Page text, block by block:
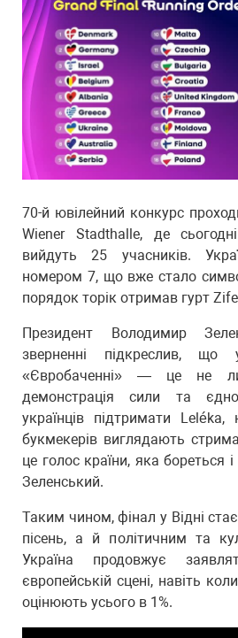
70-й ювілейний конкурс
Wiener Stadthalle, де
вийдуть 25 учасників.
номером 7, що вже стало
порядок торік отримав гурт
Президент Володимир
зверненні підкреслив, що
«Євробаченні» — це не
демонстрація сили та
українців підтримати
букмекерів виглядають
це голос країни, яка бореться
Зеленський.
Таким чином, фінал у Відні
пісень, а й політичним та
Україна продовжує
європейській сцені, навіть
оцінюють усього в 1%.